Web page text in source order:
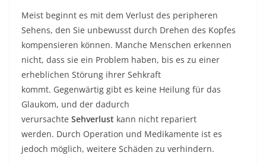
Meist beginnt es mit dem Verlust des peripheren
Sehens, den Sie unbewusst durch Drehen des Kopfes
kompensieren können. Manche Menschen erkennen
nicht, dass sie ein Problem haben, bis es zu einer
erheblichen Störung ihrer Sehkraft
kommt. Gegenwärtig gibt es keine Heilung für das
Glaukom, und der dadurch
verursachte Sehverlust kann nicht repariert
werden. Durch Operation und Medikamente ist es
jedoch möglich, weitere Schäden zu verhindern.